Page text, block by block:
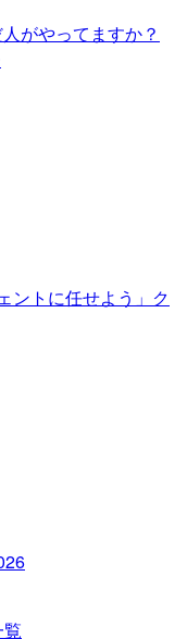
がやってますか？
ントに任せよう」ク